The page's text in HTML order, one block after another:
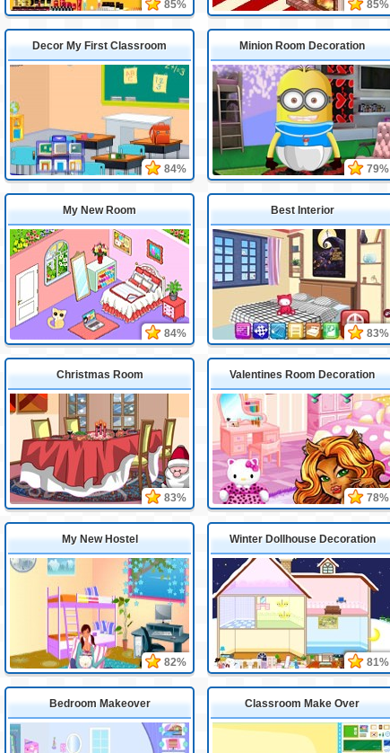
85% 85%
Decor My First Classroom
84%
Minion Room Decoration
79%
My New Room
84%
Best Interior
83%
Christmas Room
83%
Valentines Room Decoration
78%
My New Hostel
82%
Winter Dollhouse Decoration
81%
Bedroom Makeover Classroom Make Over